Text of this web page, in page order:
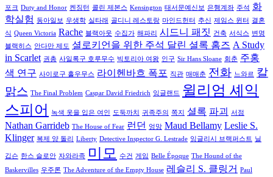
포크 Duty and Honor 켄징턴 콜린 제본스 Kensington 태서문예신보 은행계좌 주석 화
학실험
동아일보 우생학 실타래 골디니 레스토랑 마인드헌터 추신 제임스 윈터
결혼
식 Queen Victoria Rache 블랙아웃 수집가 해파리 시드니 패짓 건축 서식스 변명
블랙히스 안다만 제도 셜로키언을 위한 주석 달린 셜록 홈즈 A Study
in Scarlet 권총 사일록구 호루무수 빅토리아 여왕 인구 Sir Hans Sloane 회춘 주홍
색 연구 사이로구 홀우무스 라이헨바흐 폭포 직관 매매춘 전화 느와르 칼
맑스 The Final Problem Caspar David Friedrich 잉글랜드 윌리엄 셰익
스피어
녹색 옷을 입은 여인 도둑까치 귀족주의 쪽지 셜록 파괴 서점
Nathan Garrideb The House of Fear 런던 엉망 Maud Bellamy Leslie S.
Klinger 복제 양 돌리 Liberty Detective Inspector G. Lestrade 잉글리시 브랙퍼스트 닐
깁슨 한스 슬로안 자와라족 미모 수건 게임 Belle Époque The Hound of the
Baskervilles 우주론 The Adventure of the Empty House 레슬리 S. 클링거 Paul